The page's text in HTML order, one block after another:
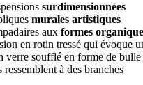
surdimensionnées
murales artistiques
aux formes
en rotin tressé qui évoque
verre soufflé en forme de
ressemblent à des branches